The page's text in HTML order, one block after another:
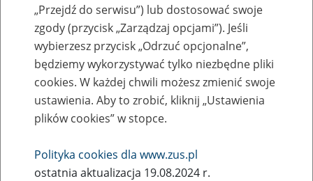
Błąd 404
Przejdź do strony głównej
„Przejdź do serwisu”) lub dostosować swoje
zgody (przycisk „Zarządzaj opcjami”). Jeśli
wybierzesz przycisk „Odrzuć opcjonalne”,
będziemy wykorzystywać tylko niezbędne pliki
cookies. W każdej chwili możesz zmienić swoje
ustawienia. Aby to zrobić, kliknij „Ustawienia
plików cookies” w stopce.
Polityka cookies dla www.zus.pl
ostatnia aktualizacja 19.08.2024 r.